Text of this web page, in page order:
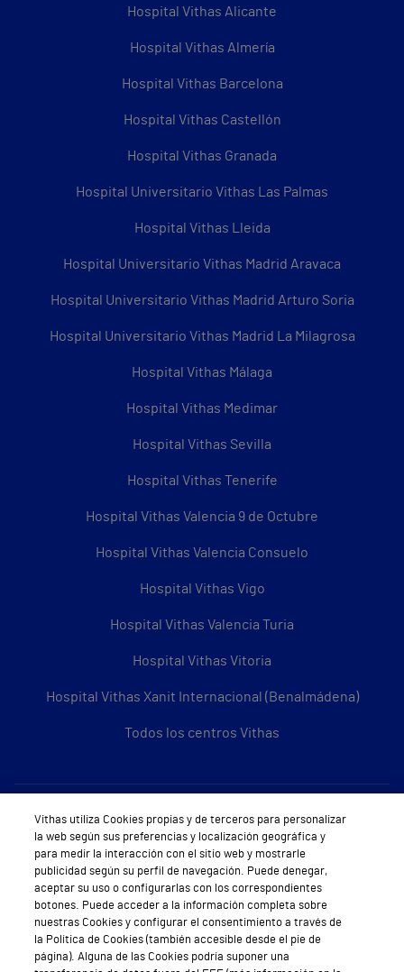
Hospital Vithas Alicante
Hospital Vithas Almería
Hospital Vithas Barcelona
Hospital Vithas Castellón
Hospital Vithas Granada
Hospital Universitario Vithas Las Palmas
Hospital Vithas Lleida
Hospital Universitario Vithas Madrid Aravaca
Hospital Universitario Vithas Madrid Arturo Soria
Hospital Universitario Vithas Madrid La Milagrosa
Hospital Vithas Málaga
Hospital Vithas Medimar
Hospital Vithas Sevilla
Hospital Vithas Tenerife
Hospital Vithas Valencia 9 de Octubre
Hospital Vithas Valencia Consuelo
Hospital Vithas Vigo
Hospital Vithas Valencia Turia
Hospital Vithas Vitoria
Hospital Vithas Xanit Internacional (Benalmádena)
Todos los centros Vithas
Sobre Vithas
Quiénes somos
Trabajar en Vithas
Teléfono Cita Médica
Teléfono Atención al Cliente
Vithas utiliza Cookies propias y de terceros para personalizar
la web según sus preferencias y localización geográfica y
para medir la interacción con el sitio web y mostrarle
publicidad según su perfil de navegación. Puede denegar,
aceptar su uso o configurarlas con los correspondientes
botones. Puede acceder a la información completa sobre
nuestras Cookies y configurar el consentimiento a través de
la Política de Cookies (también accesible desde el pie de
página). Alguna de las Cookies podría suponer una